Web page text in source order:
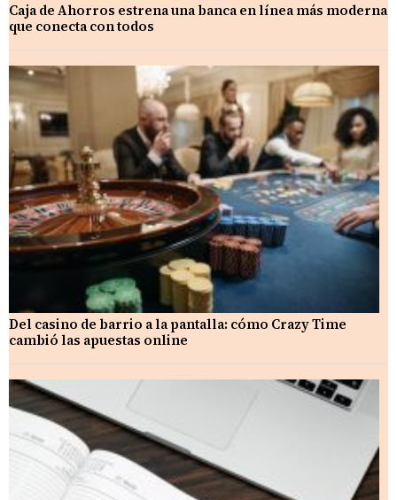
Caja de Ahorros estrena una banca en línea más moderna
que conecta con todos
Del casino de barrio a la pantalla: cómo Crazy Time
cambió las apuestas online